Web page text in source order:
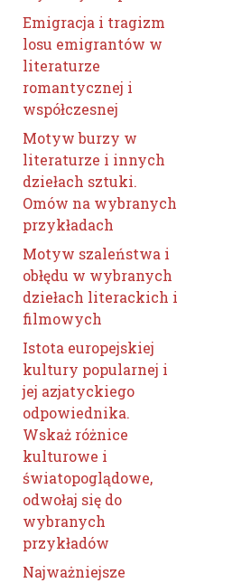
Emigracja i tragizm
losu emigrantów w
literaturze
romantycznej i
współczesnej
Motyw burzy w
literaturze i innych
dziełach sztuki.
Omów na wybranych
przykładach
Motyw szaleństwa i
obłędu w wybranych
dziełach literackich i
filmowych
Istota europejskiej
kultury popularnej i
jej azjatyckiego
odpowiednika.
Wskaż różnice
kulturowe i
światopoglądowe,
odwołaj się do
wybranych
przykładów
Najważniejsze